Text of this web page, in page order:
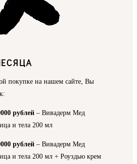
покупке на нашем сайте, Вы
рублей –Вивадерм Мед
и тела 200 мл
рублей –Вивадерм Мед
и тела 200 мл + Роуздью крем